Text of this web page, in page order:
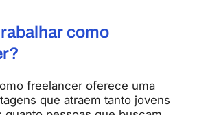
como
freelancer oferece uma
que atraem tanto jovens